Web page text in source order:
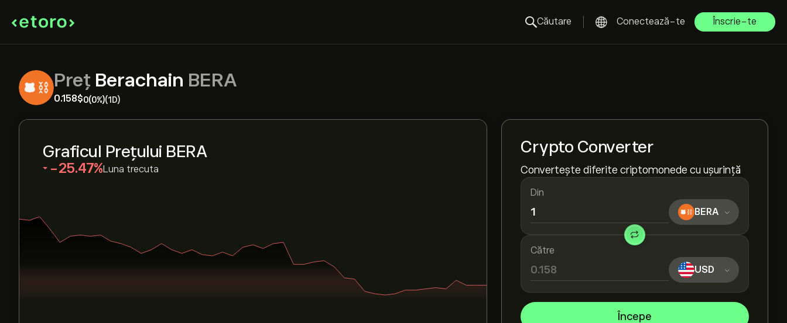
Căutare Conectează-te Înscrie-te
Preț Berachain BERA
0.158‎$‎0(0%)(1D)
Crypto Converter
Convertește diferite criptomonede cu ușurință
Din
BERA
Către
USD
Începe
Graficul Prețului BERA
‎-25.47‎ Luna trecuta